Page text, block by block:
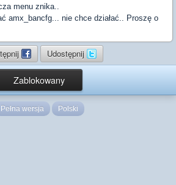
menu znika..
amx_bancfg... nie chce działać.. Proszę o
Udostępnij
Zablokowany
Pełna wersja Polski